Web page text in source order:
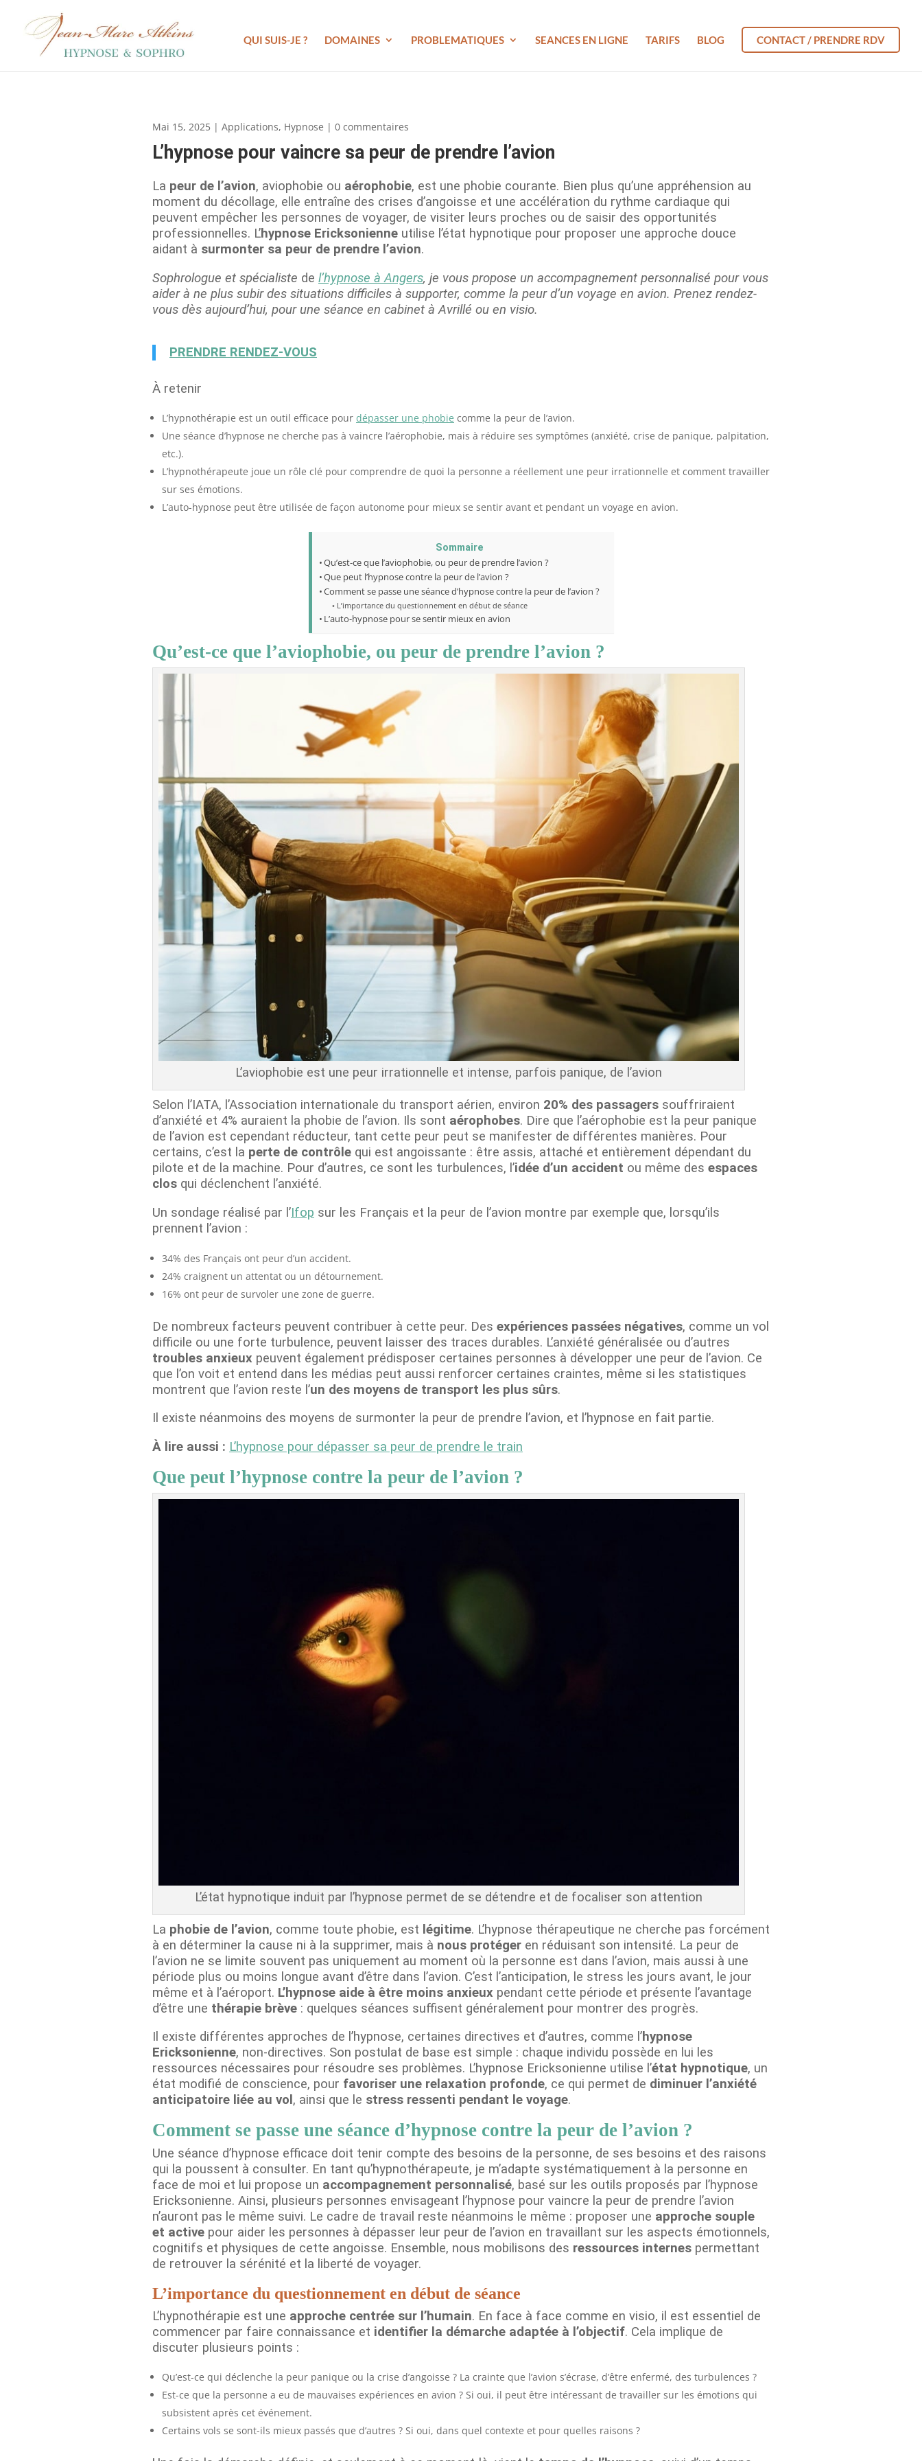
QUI SUIS-JE ? DOMAINES PROBLEMATIQUES SEANCES EN LIGNE TARIFS BLOG CONTACT / PRENDRE RDV
Mai 15, 2025 | Applications, Hypnose | 0 commentaires
L’hypnose pour vaincre sa peur de prendre l’avion
La peur de l’avion, aviophobie ou aérophobie, est une phobie courante. Bien plus qu’une appréhension au
moment du décollage, elle entraîne des crises d’angoisse et une accélération du rythme cardiaque qui
peuvent empêcher les personnes de voyager, de visiter leurs proches ou de saisir des opportunités
professionnelles. L’hypnose Ericksonienne utilise l’état hypnotique pour proposer une approche douce
aidant à surmonter sa peur de prendre l’avion.
Sophrologue et spécialiste de l’hypnose à Angers, je vous propose un accompagnement personnalisé pour vous
aider à ne plus subir des situations difficiles à supporter, comme la peur d’un voyage en avion. Prenez rendez-
vous dès aujourd’hui, pour une séance en cabinet à Avrillé ou en visio.
PRENDRE RENDEZ-VOUS
À retenir
L’hypnothérapie est un outil efficace pour dépasser une phobie comme la peur de l’avion.
Une séance d’hypnose ne cherche pas à vaincre l’aérophobie, mais à réduire ses symptômes (anxiété, crise de panique, palpitation,
etc.).
L’hypnothérapeute joue un rôle clé pour comprendre de quoi la personne a réellement une peur irrationnelle et comment travailler
sur ses émotions.
L’auto-hypnose peut être utilisée de façon autonome pour mieux se sentir avant et pendant un voyage en avion.
Sommaire
Qu’est-ce que l’aviophobie, ou peur de prendre l’avion ?
Que peut l’hypnose contre la peur de l’avion ?
Comment se passe une séance d’hypnose contre la peur de l’avion ?
L’importance du questionnement en début de séance
L’auto-hypnose pour se sentir mieux en avion
Qu’est-ce que l’aviophobie, ou peur de prendre l’avion ?
L’aviophobie est une peur irrationnelle et intense, parfois panique, de l’avion
Selon l’IATA, l’Association internationale du transport aérien, environ 20% des passagers souffriraient
d’anxiété et 4% auraient la phobie de l’avion. Ils sont aérophobes. Dire que l’aérophobie est la peur panique
de l’avion est cependant réducteur, tant cette peur peut se manifester de différentes manières. Pour
certains, c’est la perte de contrôle qui est angoissante : être assis, attaché et entièrement dépendant du
pilote et de la machine. Pour d’autres, ce sont les turbulences, l’idée d’un accident ou même des espaces
clos qui déclenchent l’anxiété.
Un sondage réalisé par l’Ifop sur les Français et la peur de l’avion montre par exemple que, lorsqu’ils
prennent l’avion :
34% des Français ont peur d’un accident.
24% craignent un attentat ou un détournement.
16% ont peur de survoler une zone de guerre.
De nombreux facteurs peuvent contribuer à cette peur. Des expériences passées négatives, comme un vol
difficile ou une forte turbulence, peuvent laisser des traces durables. L’anxiété généralisée ou d’autres
troubles anxieux peuvent également prédisposer certaines personnes à développer une peur de l’avion. Ce
que l’on voit et entend dans les médias peut aussi renforcer certaines craintes, même si les statistiques
montrent que l’avion reste l’un des moyens de transport les plus sûrs.
Il existe néanmoins des moyens de surmonter la peur de prendre l’avion, et l’hypnose en fait partie.
À lire aussi : L’hypnose pour dépasser sa peur de prendre le train
Que peut l’hypnose contre la peur de l’avion ?
L’état hypnotique induit par l’hypnose permet de se détendre et de focaliser son attention
La phobie de l’avion, comme toute phobie, est légitime. L’hypnose thérapeutique ne cherche pas forcément
à en déterminer la cause ni à la supprimer, mais à nous protéger en réduisant son intensité. La peur de
l’avion ne se limite souvent pas uniquement au moment où la personne est dans l’avion, mais aussi à une
période plus ou moins longue avant d’être dans l’avion. C’est l’anticipation, le stress les jours avant, le jour
même et à l’aéroport. L’hypnose aide à être moins anxieux pendant cette période et présente l’avantage
d’être une thérapie brève : quelques séances suffisent généralement pour montrer des progrès.
Il existe différentes approches de l’hypnose, certaines directives et d’autres, comme l’hypnose
Ericksonienne, non-directives. Son postulat de base est simple : chaque individu possède en lui les
ressources nécessaires pour résoudre ses problèmes. L’hypnose Ericksonienne utilise l’état hypnotique, un
état modifié de conscience, pour favoriser une relaxation profonde, ce qui permet de diminuer l’anxiété
anticipatoire liée au vol , ainsi que le stress ressenti pendant le voyage.
Comment se passe une séance d’hypnose contre la peur de l’avion ?
Une séance d’hypnose efficace doit tenir compte des besoins de la personne, de ses besoins et des raisons
qui la poussent à consulter. En tant qu’hypnothérapeute, je m’adapte systématiquement à la personne en
face de moi et lui propose un accompagnement personnalisé, basé sur les outils proposés par l’hypnose
Ericksonienne. Ainsi, plusieurs personnes envisageant l’hypnose pour vaincre la peur de prendre l’avion
n’auront pas le même suivi. Le cadre de travail reste néanmoins le même : proposer une approche souple
et active pour aider les personnes à dépasser leur peur de l’avion en travaillant sur les aspects émotionnels,
cognitifs et physiques de cette angoisse. Ensemble, nous mobilisons des ressources internes permettant
de retrouver la sérénité et la liberté de voyager.
L’importance du questionnement en début de séance
L’hypnothérapie est une approche centrée sur l’humain. En face à face comme en visio, il est essentiel de
commencer par faire connaissance et identifier la démarche adaptée à l’objectif. Cela implique de
discuter plusieurs points :
Qu’est-ce qui déclenche la peur panique ou la crise d’angoisse ? La crainte que l’avion s’écrase, d’être enfermé, des turbulences ?
Est-ce que la personne a eu de mauvaises expériences en avion ? Si oui, il peut être intéressant de travailler sur les émotions qui
subsistent après cet événement.
Certains vols se sont-ils mieux passés que d’autres ? Si oui, dans quel contexte et pour quelles raisons ?